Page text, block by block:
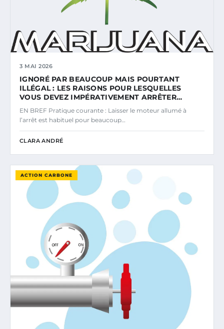
3 MAI 2026
IGNORÉ PAR BEAUCOUP MAIS POURTANT
ILLÉGAL : LES RAISONS POUR LESQUELLES
VOUS DEVEZ IMPÉRATIVEMENT ARRÊTER…
EN BREF Pratique courante : Laisser le moteur allumé à
l’arrêt est habituel pour beaucoup…
CLARA ANDRÉ
ACTION CARBONE